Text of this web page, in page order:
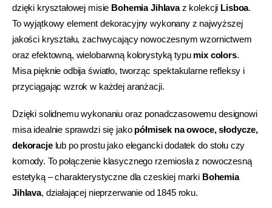
dzięki kryształowej misie Bohemia Jihlavaz kolekcji Lisboa.
To wyjątkowy element dekoracyjny wykonany z najwyższej
jakości kryształu, zachwycający nowoczesnym wzornictwem
oraz efektowną, wielobarwną kolorystyką typu mix colors.
Misa pięknie odbija światło, tworząc spektakularne refleksy i
przyciągając wzrok w każdej aranżacji.
Dzięki solidnemu wykonaniu oraz ponadczasowemu designowi
misa idealnie sprawdzi się jako półmisek na owoce, słodycze,
dekoracjelub po prostu jako elegancki dodatek do stołu czy
komody. To połączenie klasycznego rzemiosła z nowoczesną
estetyką – charakterystyczne dla czeskiej marki Bohemia
Jihlava, działającej nieprzerwanie od 1845 roku.